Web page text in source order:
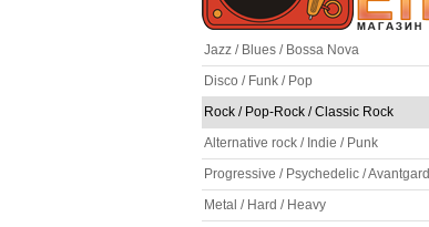
Jazz / Blues / Bossa Nova
Disco / Funk / Pop
Rock / Pop-Rock / Classic Rock
Alternative rock / Indie / Punk
Progressive / Psychedelic / Avantgard
Metal / Hard / Heavy